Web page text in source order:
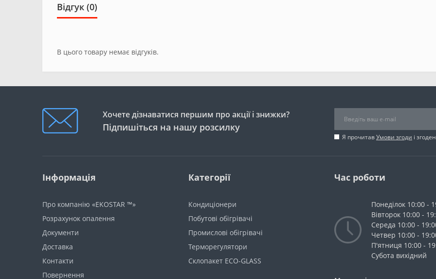
Відгук (0)
В цього товару немає відгуків.
Хочете дізнаватися першим про акції і знижки?
Підпишіться на нашу розсилку
Я прочитавУмови згоди і
Інформація
Про компанію «EKOSTAR ™»
Розрахунок опалення
Документи
Доставка
Контакти
Повернення
Категорії
Кондиціонери
Побутові обігрівачі
Промислові обігрівачі
Терморегулятори
Склопакет ECO-GLASS
Час роботи
Понеділок 10:00 -
Вівторок 10:00 -
Середа 10:00 -
Четвер 10:00 -
П'ятниця 10:00 -
Cубота вихідний